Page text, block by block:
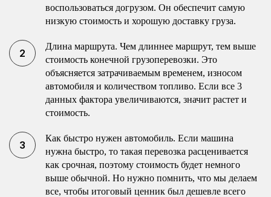
воспользоваться догрузом. Он обеспечит самую
низкую стоимость и хорошую доставку груза.
Длина маршрута. Чем длиннее маршрут, тем выше
стоимость конечной грузоперевозки. Это
объясняется затрачиваемым временем, износом
автомобиля и количеством топливо. Если все 3
данных фактора увеличиваются, значит растет и
стоимость.
Как быстро нужен автомобиль. Если машина
нужна быстро, то такая перевозка расценивается
как срочная, поэтому стоимость будет немного
выше обычной. Но нужно помнить, что мы делаем
все, чтобы итоговый ценник был дешевле всего